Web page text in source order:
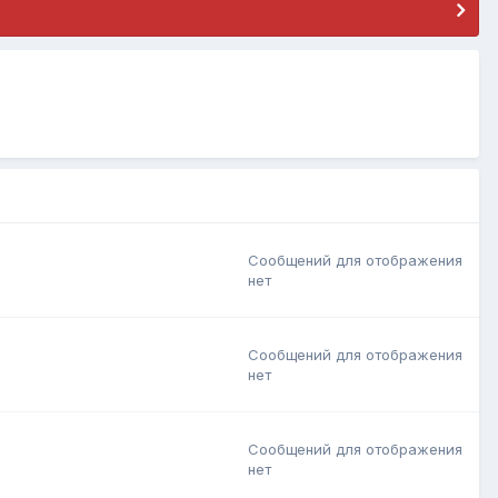
Сообщений для отображения
нет
Сообщений для отображения
нет
Сообщений для отображения
нет